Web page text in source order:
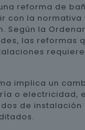
reforma de
con la normativa
Según la
las reformas
implica un
o electricidad,
de instalación